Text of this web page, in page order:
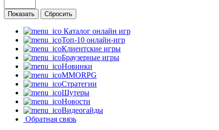
Каталог онлайн игр
Топ-10 онлайн-игр
Клиентские игры
Браузерные игры
Новинки
MMORPG
Стратегии
Шутеры
Новости
Видеогайды
Обратная связь